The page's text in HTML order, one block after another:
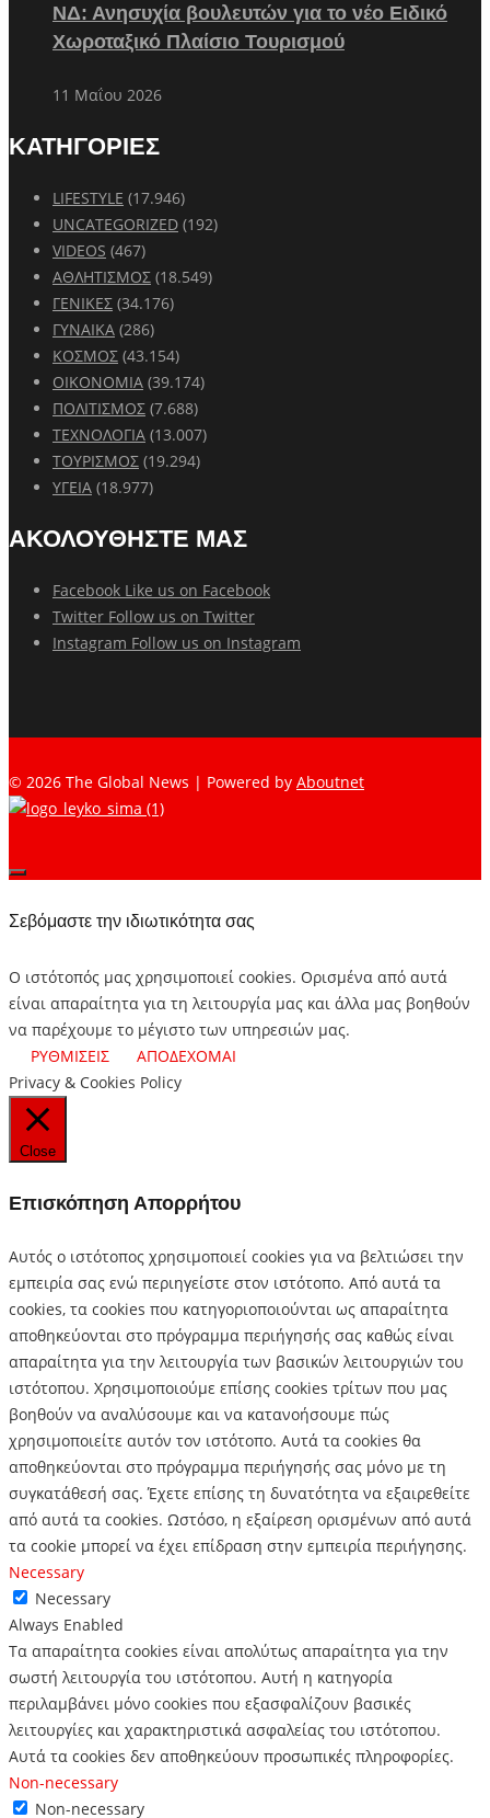
ΝΔ: Ανησυχία βουλευτών για το νέο Ειδικό
Χωροταξικό Πλαίσιο Τουρισμού
11 Μαΐου 2026
ΚΑΤΗΓΟΡΙΕΣ
LIFESTYLE (17.946)
UNCATEGORIZED (192)
VIDEOS (467)
ΑΘΛΗΤΙΣΜΟΣ (18.549)
ΓΕΝΙΚΕΣ (34.176)
ΓΥΝΑΙΚΑ (286)
ΚΟΣΜΟΣ (43.154)
ΟΙΚΟΝΟΜΙΑ (39.174)
ΠΟΛΙΤΙΣΜΟΣ (7.688)
ΤΕΧΝΟΛΟΓΙΑ (13.007)
ΤΟΥΡΙΣΜΟΣ (19.294)
ΥΓΕΙΑ (18.977)
ΑΚΟΛΟΥΘΗΣΤΕ ΜΑΣ
Facebook Like us on Facebook
Twitter Follow us on Twitter
Instagram Follow us on Instagram
© 2026 The Global News | Powered by Aboutnet
Σεβόμαστε την ιδιωτικότητα σας
Ο ιστότοπός μας χρησιμοποιεί cookies. Ορισμένα από αυτά
είναι απαραίτητα για τη λειτουργία μας και άλλα μας βοηθούν
να παρέχουμε το μέγιστο των υπηρεσιών μας.
ΡΥΘΜΙΣΕΙΣ
ΑΠΟΔΕΧΟΜΑΙ
Privacy & Cookies Policy
Close
Επισκόπηση Απορρήτου
Αυτός ο ιστότοπος χρησιμοποιεί cookies για να βελτιώσει την
εμπειρία σας ενώ περιηγείστε στον ιστότοπο. Από αυτά τα
cookies, τα cookies που κατηγοριοποιούνται ως απαραίτητα
αποθηκεύονται στο πρόγραμμα περιήγησής σας καθώς είναι
απαραίτητα για την λειτουργία των βασικών λειτουργιών του
ιστότοπου. Χρησιμοποιούμε επίσης cookies τρίτων που μας
βοηθούν να αναλύσουμε και να κατανοήσουμε πώς
χρησιμοποιείτε αυτόν τον ιστότοπο. Αυτά τα cookies θα
αποθηκεύονται στο πρόγραμμα περιήγησής σας μόνο με τη
συγκατάθεσή σας. Έχετε επίσης τη δυνατότητα να εξαιρεθείτε
από αυτά τα cookies. Ωστόσο, η εξαίρεση ορισμένων από αυτά
τα cookie μπορεί να έχει επίδραση στην εμπειρία περιήγησης.
Necessary
Necessary
Always Enabled
Τα απαραίτητα cookies είναι απολύτως απαραίτητα για την
σωστή λειτουργία του ιστότοπου. Αυτή η κατηγορία
περιλαμβάνει μόνο cookies που εξασφαλίζουν βασικές
λειτουργίες και χαρακτηριστικά ασφαλείας του ιστότοπου.
Αυτά τα cookies δεν αποθηκεύουν προσωπικές πληροφορίες.
Non-necessary
Non-necessary